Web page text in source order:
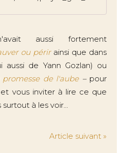
aussi fortement
ou périrainsi que dans
aussi de Yann Gozlan) ou
promesse de l'aube– pour
vous inviter à lire ce que
à les voir...
Article suivant »